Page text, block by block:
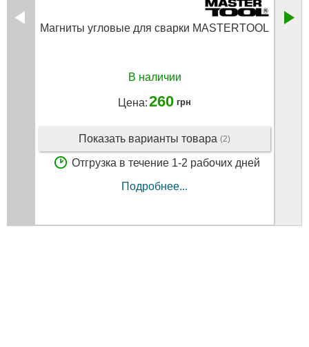
Магниты угловые для сварки MASTERTOOL
В наличии
Цена:260 грн
Показать варианты товара (2)
Отгрузка в течение 1-2 рабочих дней
Подробнее...